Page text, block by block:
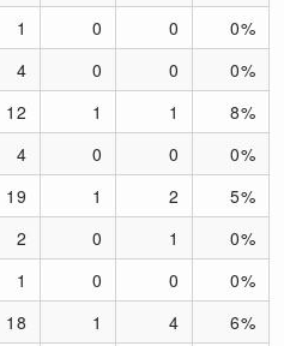
1 0 0
0%
4 0 0
0%
12 1 1
8%
4 0 0
0%
19 1 2
5%
2 0 1
0%
1 0 0
0%
18 1 4
6%